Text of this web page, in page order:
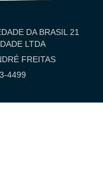
DA BRASIL 21
LTDA
FREITAS
4499